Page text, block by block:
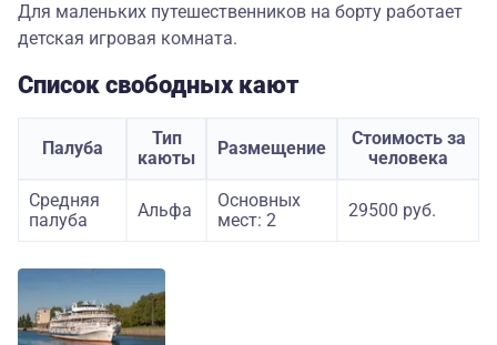
Для маленьких путешественников на борту работает
детская игровая комната.
Список свободных кают
Палуба
Тип
каюты
Размещение
Стоимость за
человека
Средняя
палуба
Альфа
Основных
мест: 2
29500 руб.